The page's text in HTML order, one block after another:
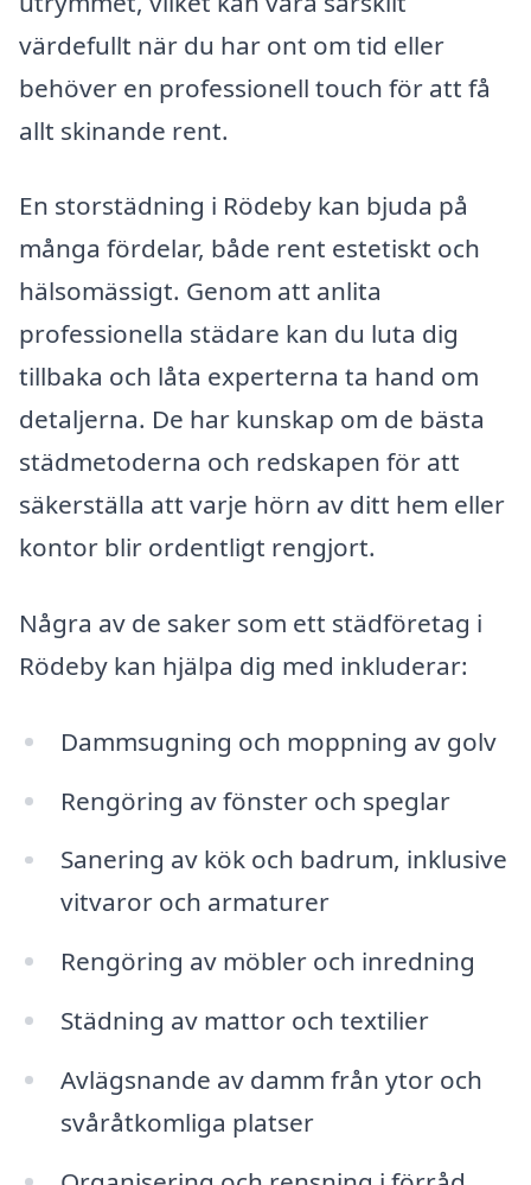
värdefullt när du har ont om tid eller
behöver en professionell touch för att få
allt skinande rent.
En storstädning i Rödeby kan bjuda på
många fördelar, både rent estetiskt och
hälsomässigt. Genom att anlita
professionella städare kan du luta dig
tillbaka och låta experterna ta hand om
detaljerna. De har kunskap om de bästa
städmetoderna och redskapen för att
säkerställa att varje hörn av ditt hem eller
kontor blir ordentligt rengjort.
Några av de saker som ett städföretag i
Rödeby kan hjälpa dig med inkluderar:
Dammsugning och moppning av golv
Rengöring av fönster och speglar
Sanering av kök och badrum, inklusive
vitvaror och armaturer
Rengöring av möbler och inredning
Städning av mattor och textilier
Avlägsnande av damm från ytor och
svåråtkomliga platser